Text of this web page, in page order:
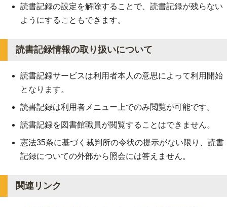
読書記録の設定を解除することで、読書記録が残らない
ようにすることもできます。
読書記録情報の取り扱いについて
読書記録サービスは利用者本人の意思によって利用開始
となります。
読書記録は利用者メニュー上でのみ閲覧が可能です。
読書記録を図書館職員が閲覧することはできません。
憲法35条に基づく裁判所の令状の提示がない限り、読書
記録についての外部から照会には答えません。
関連リンク